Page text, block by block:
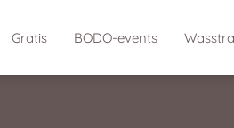
Gratis BODO-events